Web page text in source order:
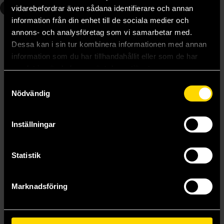
vidarebefordrar även sådana identifierare och annan
information från din enhet till de sociala medier och
annons- och analysföretag som vi samarbetar med.
Dessa kan i sin tur kombinera informationen med annan
information som du har tillhandahållit eller som de har
samlat in när du har använt deras tjänster.
Nödvändig
Inställningar
Statistik
Marknadsföring
Äventyret i Lindrizia
229 kr
Läs mer
4
I Duvjägarnas klor
Beställ